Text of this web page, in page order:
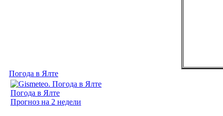
Погода в Ялте
Погода в Ялте
Прогноз на 2 недели